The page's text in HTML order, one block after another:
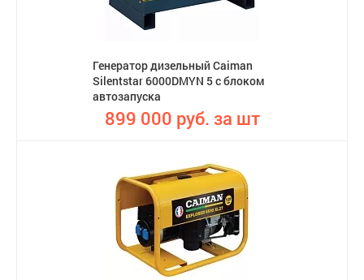
Генератор дизельный Caiman
Silentstar 6000DMYN 5 с блоком
автозапуска
899 000 руб. за шт